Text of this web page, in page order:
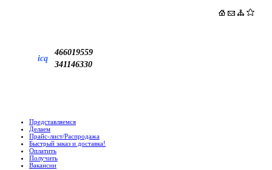
icq
466019559
341146330
Представляемся
Делаем
Прайс-лист/Распродажа
Быстрый заказ и доставка!
Оплатить
Получить
Вакансии